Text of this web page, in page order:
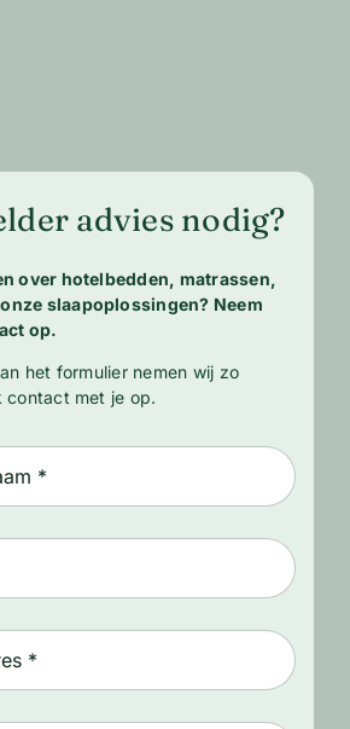
advies nodig?
over hotelbedden, matrassen,
slaapoplossingen? Neem
op.
het formulier nemen wij zo
contact met je op.